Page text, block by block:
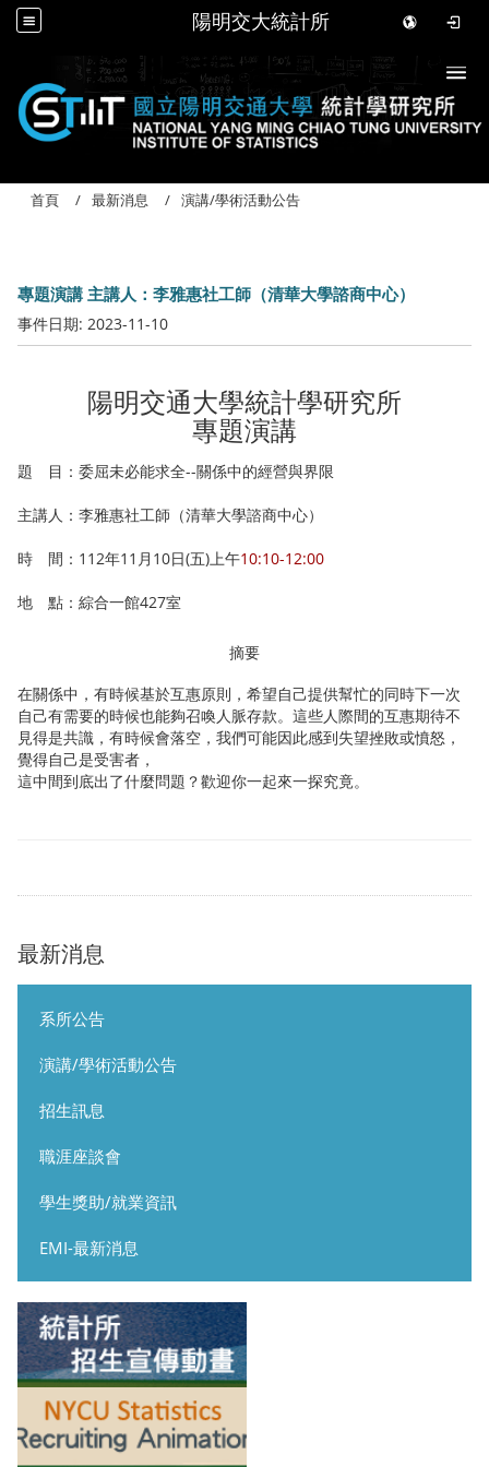
陽明交大統計所
最新消息
系所公告
演講/學術活動公告
招生訊息
職涯座談會
學生獎助/就業資訊
EMI-最新消息
首頁 最新消息 演講/學術活動公告
專題演講 主講人：李雅惠社工師（清華大學諮商中心）
事件日期: 2023-11-10
陽明交通大學統計學研究所
專題演講
題 目：委屈未必能求全--關係中的經營與界限
主講人：李雅惠社工師（清華大學諮商中心）
時 間：112年11月10日(五)上午10:10-12:00
地 點：綜合一館427室
摘要
在關係中，有時候基於互惠原則，希望自己提供幫忙的同時下一次
自己有需要的時候也能夠召喚人脈存款。這些人際間的互惠期待不
見得是共識，有時候會落空，我們可能因此感到失望挫敗或憤怒，
覺得自己是受害者，
這中間到底出了什麼問題？歡迎你一起來一探究竟。